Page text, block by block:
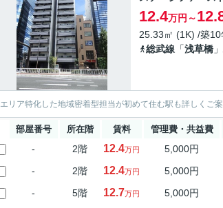
12.4万円～
25.33㎡ (1K) /築
総武線 「浅草橋
エリア特化した地域密着型担当が初めて住む駅も詳しくご
部屋番号 所在階 賃料 管理費・共益費
- 2階 12.4万円 5,000円
- 2階 12.4万円 5,000円
- 5階 12.7万円 5,000円